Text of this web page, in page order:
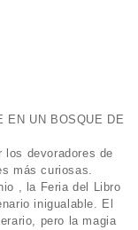
EN UN BOSQUE DE
los devoradores de
más curiosas.
, la Feria del Libro
inigualable. El
pero la magia